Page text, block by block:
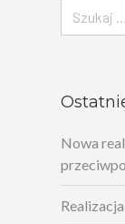
Nowa